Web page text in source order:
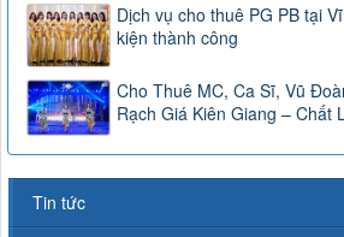
Dịch vụ cho thuê PG PB tại
kiện thành công
Cho Thuê MC, Ca Sĩ, Vũ
Rạch Giá Kiên Giang – Chất
Tin tức